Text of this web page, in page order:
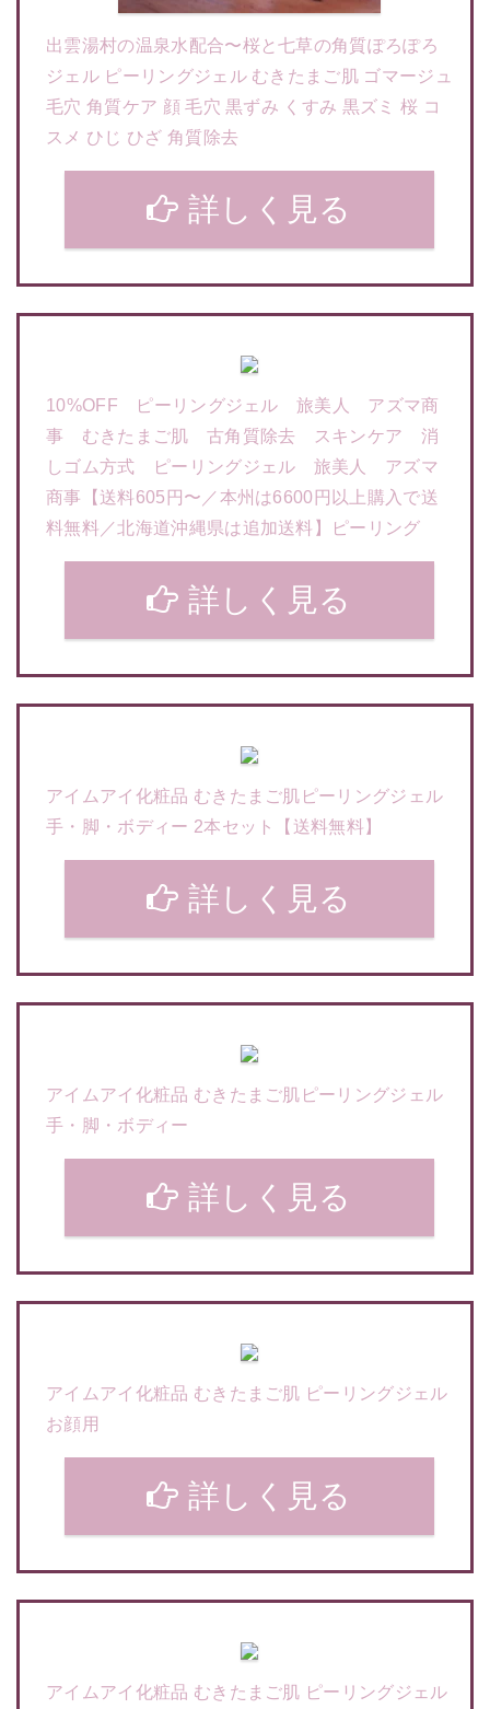
出雲湯村の温泉水配合〜桜と七草の角質ぽろぽろ
ジェル ピーリングジェル むきたまご肌 ゴマージュ
毛穴 角質ケア 顔 毛穴 黒ずみ くすみ 黒ズミ 桜 コ
スメ ひじ ひざ 角質除去
詳しく見る
10%OFF ピーリングジェル 旅美人 アズマ商
事 むきたまご肌 古角質除去 スキンケア 消
しゴム方式 ピーリングジェル 旅美人 アズマ
商事【送料605円〜／本州は6600円以上購入で送
料無料／北海道沖縄県は追加送料】ピーリング
詳しく見る
アイムアイ化粧品 むきたまご肌ピーリングジェル
手・脚・ボディー 2本セット【送料無料】
詳しく見る
アイムアイ化粧品 むきたまご肌ピーリングジェル
手・脚・ボディー
詳しく見る
アイムアイ化粧品 むきたまご肌 ピーリングジェル
お顔用
詳しく見る
アイムアイ化粧品 むきたまご肌 ピーリングジェル